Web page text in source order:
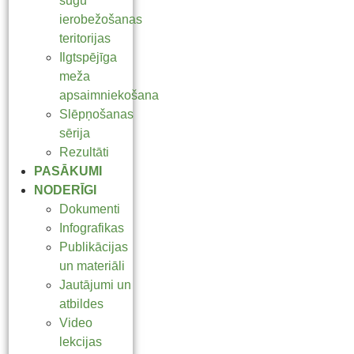
ierobežošanas
teritorijas
Ilgtspējīga
meža
apsaimniekošana
Slēpņošanas
sērija
Rezultāti
PASĀKUMI
NODERĪGI
Dokumenti
Infografikas
Publikācijas
un materiāli
Jautājumi un
atbildes
Video
lekcijas